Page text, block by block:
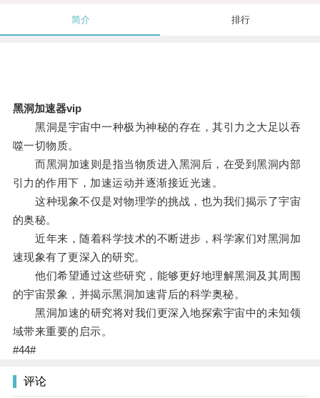
简介 排行
黑洞加速器vip
黑洞是宇宙中一种极为神秘的存在，其引力之大足以吞
噬一切物质。
而黑洞加速则是指当物质进入黑洞后，在受到黑洞内部
引力的作用下，加速运动并逐渐接近光速。
这种现象不仅是对物理学的挑战，也为我们揭示了宇宙
的奥秘。
近年来，随着科学技术的不断进步，科学家们对黑洞加
速现象有了更深入的研究。
他们希望通过这些研究，能够更好地理解黑洞及其周围
的宇宙景象，并揭示黑洞加速背后的科学奥秘。
黑洞加速的研究将对我们更深入地探索宇宙中的未知领
域带来重要的启示。
#44#
评论